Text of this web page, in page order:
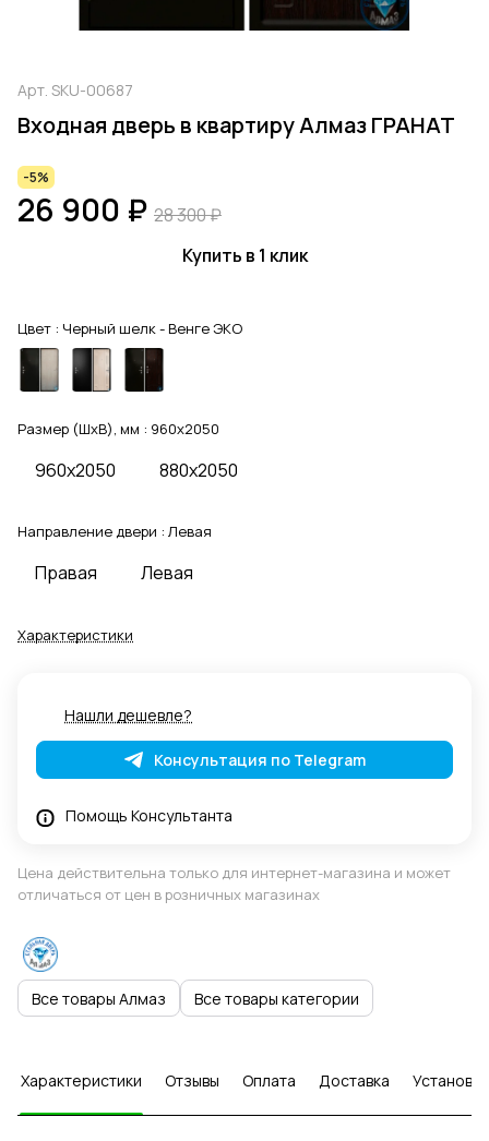
Арт. SKU-00687
Входная дверь в квартиру Алмаз ГРАНАТ
-5%
26 900 ₽ 28 300 ₽
Купить в 1 клик
Цвет : Черный шелк - Венге ЭКО
Размер (ШхВ), мм : 960x2050
960x2050 880x2050
Направление двери : Левая
Правая Левая
Характеристики
Нашли дешевле?
Консультация по Telegram
Помощь Консультанта
Цена действительна только для интернет-магазина и может
отличаться от цен в розничных магазинах
Все товары Алмаз Все товары категории
Характеристики Отзывы Оплата Доставка Установка